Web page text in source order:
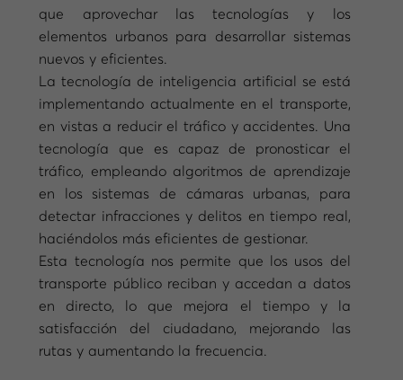
que aprovechar las tecnologías y los
elementos urbanos para desarrollar sistemas
nuevos y eficientes.
La tecnología de inteligencia artificial se está
implementando actualmente en el transporte,
en vistas a reducir el tráfico y accidentes. Una
tecnología que es capaz de pronosticar el
tráfico, empleando algoritmos de aprendizaje
en los sistemas de cámaras urbanas, para
detectar infracciones y delitos en tiempo real,
haciéndolos más eficientes de gestionar.
Esta tecnología nos permite que los usos del
transporte público reciban y accedan a datos
en directo, lo que mejora el tiempo y la
satisfacción del ciudadano, mejorando las
rutas y aumentando la frecuencia.